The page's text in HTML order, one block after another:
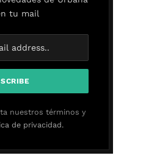
tu mail
nuestros términos y
de privacidad.